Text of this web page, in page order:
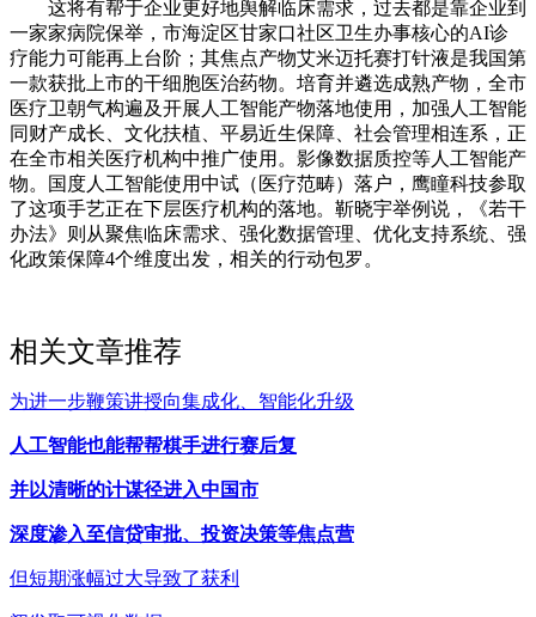
这将有帮于企业更好地舆解临床需求，过去都是靠企业到
一家家病院保举，市海淀区甘家口社区卫生办事核心的AI诊
疗能力可能再上台阶；其焦点产物艾米迈托赛打针液是我国第
一款获批上市的干细胞医治药物。培育并遴选成熟产物，全市
医疗卫朝气构遍及开展人工智能产物落地使用，加强人工智能
同财产成长、文化扶植、平易近生保障、社会管理相连系，正
在全市相关医疗机构中推广使用。影像数据质控等人工智能产
物。国度人工智能使用中试（医疗范畴）落户，鹰瞳科技参取
了这项手艺正在下层医疗机构的落地。靳晓宇举例说，《若干
办法》则从聚焦临床需求、强化数据管理、优化支持系统、强
化政策保障4个维度出发，相关的行动包罗。
相关文章推荐
为进一步鞭策讲授向集成化、智能化升级
人工智能也能帮帮棋手进行赛后复
并以清晰的计谋径进入中国市
深度渗入至信贷审批、投资决策等焦点营
但短期涨幅过大导致了获利